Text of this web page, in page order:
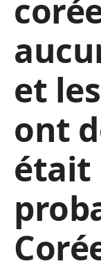
et
ont
était